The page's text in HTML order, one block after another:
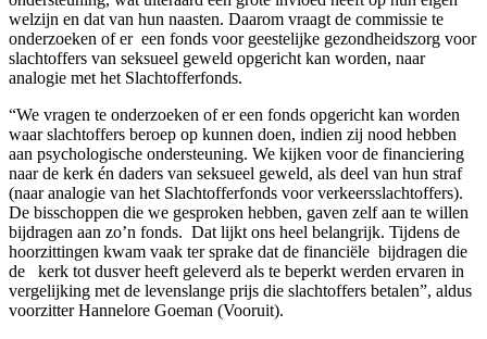
welzijn en dat van hun naasten. Daarom vraagt de commissie te
onderzoeken of er een fonds voor geestelijke gezondheidszorg voor
slachtoffers van seksueel geweld opgericht kan worden, naar
analogie met het Slachtofferfonds.
“We vragen te onderzoeken of er een fonds opgericht kan worden
waar slachtoffers beroep op kunnen doen, indien zij nood hebben
aan psychologische ondersteuning. We kijken voor de financiering
naar de kerk én daders van seksueel geweld, als deel van hun straf
(naar analogie van het Slachtofferfonds voor verkeersslachtoffers).
De bisschoppen die we gesproken hebben, gaven zelf aan te willen
bijdragen aan zo’n fonds. Dat lijkt ons heel belangrijk. Tijdens de
hoorzittingen kwam vaak ter sprake dat de financiële bijdragen die
de kerk tot dusver heeft geleverd als te beperkt werden ervaren in
vergelijking met de levenslange prijs die slachtoffers betalen”, aldus
voorzitter Hannelore Goeman (Vooruit).